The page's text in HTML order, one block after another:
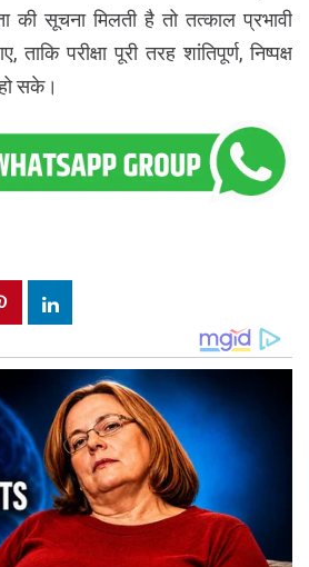
की सूचना मिलती है तो तत्काल प्रभावी
ताकि परीक्षा पूरी तरह शांतिपूर्ण, निष्पक्ष
सके।